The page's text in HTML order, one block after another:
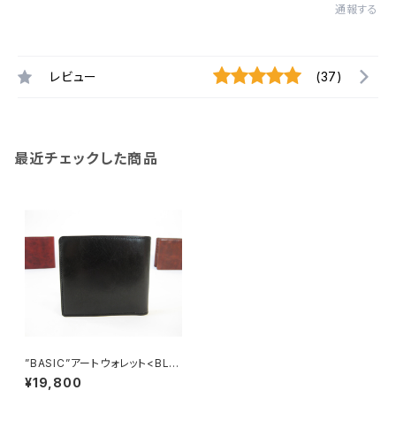
通報する
レビュー (37)
最近チェックした商品
”BASIC”アートウォレット<BLA
CK> ギフト包装・名入れ刻印無
料 二つ折り財布
¥19,800